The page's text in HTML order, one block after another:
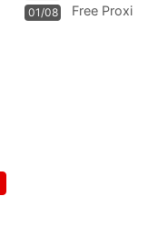
01/08 Free Proxi